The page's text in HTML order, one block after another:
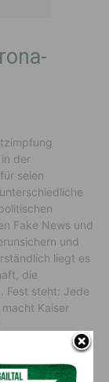
der
seien
Fake News und
und
liegt es
die
Fest steht: Jede
Kaiser